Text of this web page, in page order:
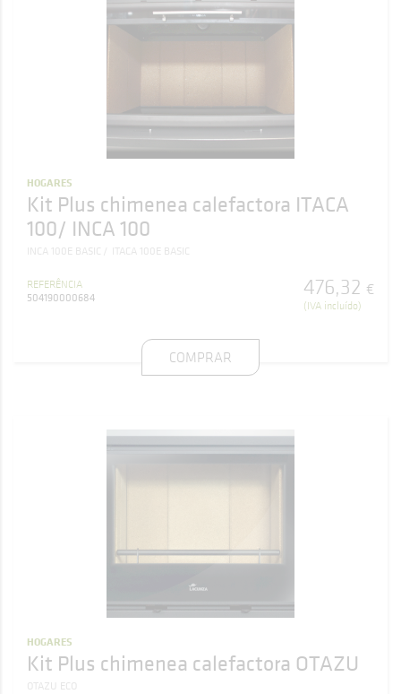
HOGARES
Kit Plus chimenea calefactora ITACA
100/ INCA 100
INCA 100E BASIC ITACA 100E BASIC
REFERÊNCIA
504190000684
476,32 €
(IVA incluído)
COMPRAR
HOGARES
Kit Plus chimenea calefactora OTAZU
OTAZU ECO